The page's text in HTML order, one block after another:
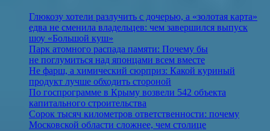
Глюкозу хотели разлучить с дочерью, а «золотая карта»
едва не сменила владельцев: чем завершился выпуск
шоу «Большой куш»
Парк атомного распада памяти: Почему бы
не поглумиться над японцами всем вместе
Не фарш, а химический сюрприз: Какой куриный
продукт лучше обходить стороной
По госпрограмме в Крыму возвели 542 объекта
капитального строительства
Сорок тысяч километров ответственности: почему
Московской области сложнее, чем столице